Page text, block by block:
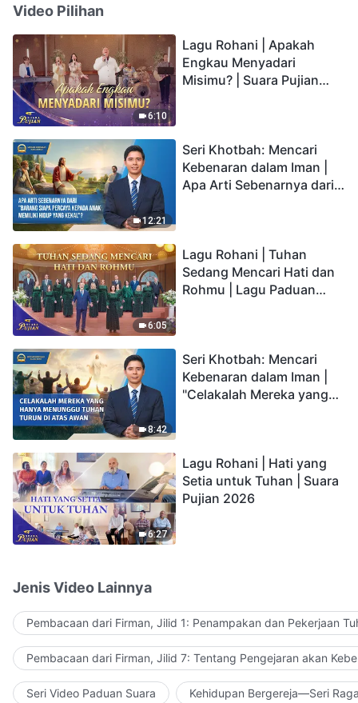
Video Pilihan
6:10
Lagu Rohani | Apakah
Engkau Menyadari
Misimu? | Suara Pujian
12:21
Seri Khotbah: Mencari
Kebenaran dalam Iman |
Apa Arti Sebenarnya dari
6:05
Lagu Rohani | Tuhan
Sedang Mencari Hati dan
Rohmu | Lagu Paduan
8:42
Seri Khotbah: Mencari
Kebenaran dalam Iman |
"Celakalah Mereka yang
6:27
Lagu Rohani | Hati yang
Setia untuk Tuhan | Suara
Pujian 2026
Jenis Video Lainnya
Pembacaan dari Firman, Jilid 1: Penampakan dan Pekerjaan
Pembacaan dari Firman, Jilid 7: Tentang Pengejaran akan
Seri Video Paduan Suara Kehidupan Bergereja—Seri